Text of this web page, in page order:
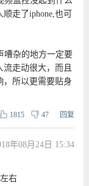
走了iphone,也可
嘈杂的地方一定要
走动很大，而且
，所以更需要贴身
1815 47 回复
年08月24日 15:34
右